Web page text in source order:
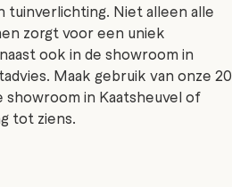
tuinverlichting. Niet alleen alle
zorgt voor een uniek
ook in de showroom in
Maak gebruik van onze 20
showroom in Kaatsheuvel of
tot ziens.